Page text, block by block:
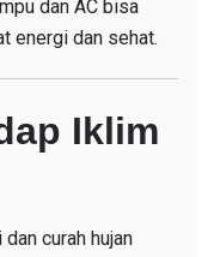
dan AC bisa
energi dan sehat.
Iklim
curah hujan